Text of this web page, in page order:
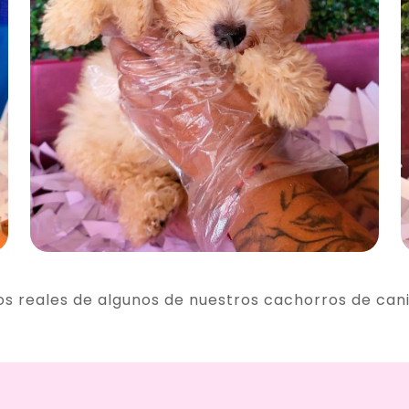
reales de algunos de nuestros cachorros de